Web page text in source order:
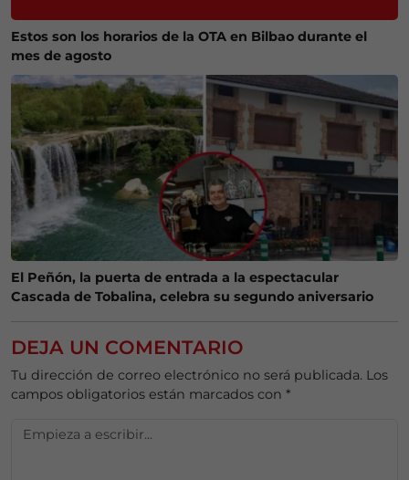
Estos son los horarios de la OTA en Bilbao durante el
mes de agosto
El Peñón, la puerta de entrada a la espectacular
Cascada de Tobalina, celebra su segundo aniversario
DEJA UN COMENTARIO
Tu dirección de correo electrónico no será publicada. Los
campos obligatorios están marcados con *